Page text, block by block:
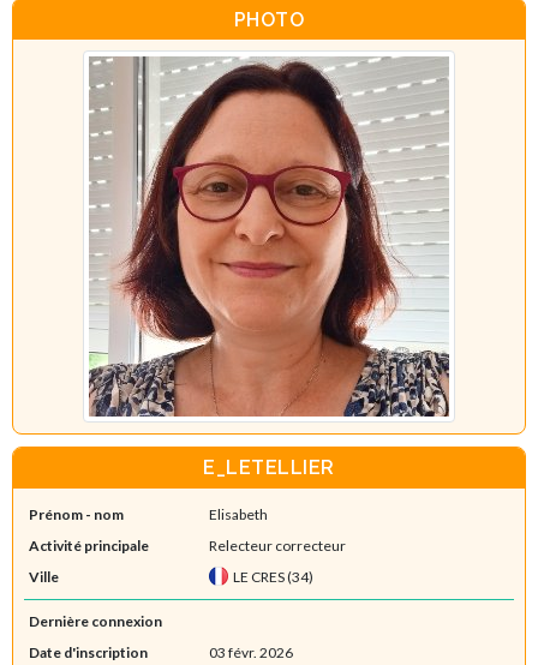
PHOTO
E_LETELLIER
Prénom - nom
Elisabeth
Activité principale
Relecteur correcteur
Ville
LE CRES (34)
Dernière connexion
Date d'inscription
03 févr. 2026